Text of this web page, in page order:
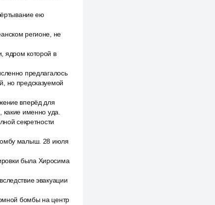
ею
регионе, не
ядром которой в
предлагалось
но предсказуемой
вперёд для
именно уда.
секретности
малыш. 28 июля
была Хиросима
эвакуации
бомбы на центр